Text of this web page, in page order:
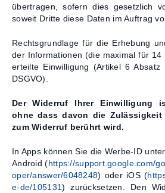
übertragen, sofern dies gesetzlich
soweit Dritte diese Daten im Auftrag
Rechtsgrundlage für die Erhebung
der Informationen (die maximal für
erteilte Einwilligung (Artikel 6
DSGVO).
Der Widerruf Ihrer Einwilligung
ohne dass davon die Zulässigkeit
zum Widerruf berührt wird.
In Apps können Sie die Werbe-ID
Android (https://support.google.com/
oper/answer/6048248) oder iOS (
e-de/105131) zurücksetzen. Den